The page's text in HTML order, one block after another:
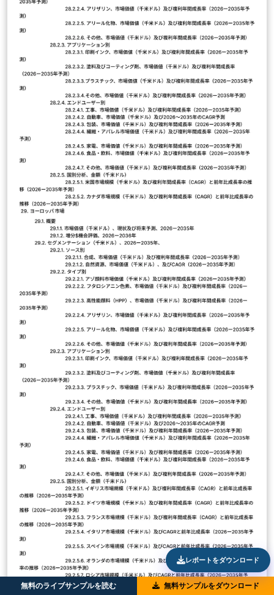
無料のライブサンプルを読む 無料サンプルをダウンロード
レポートをダウンロード